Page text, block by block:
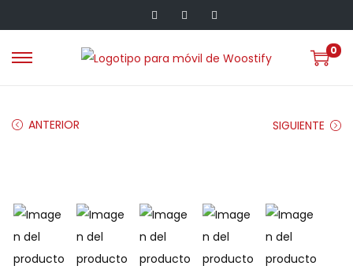
0
ANTERIOR SIGUIENTE